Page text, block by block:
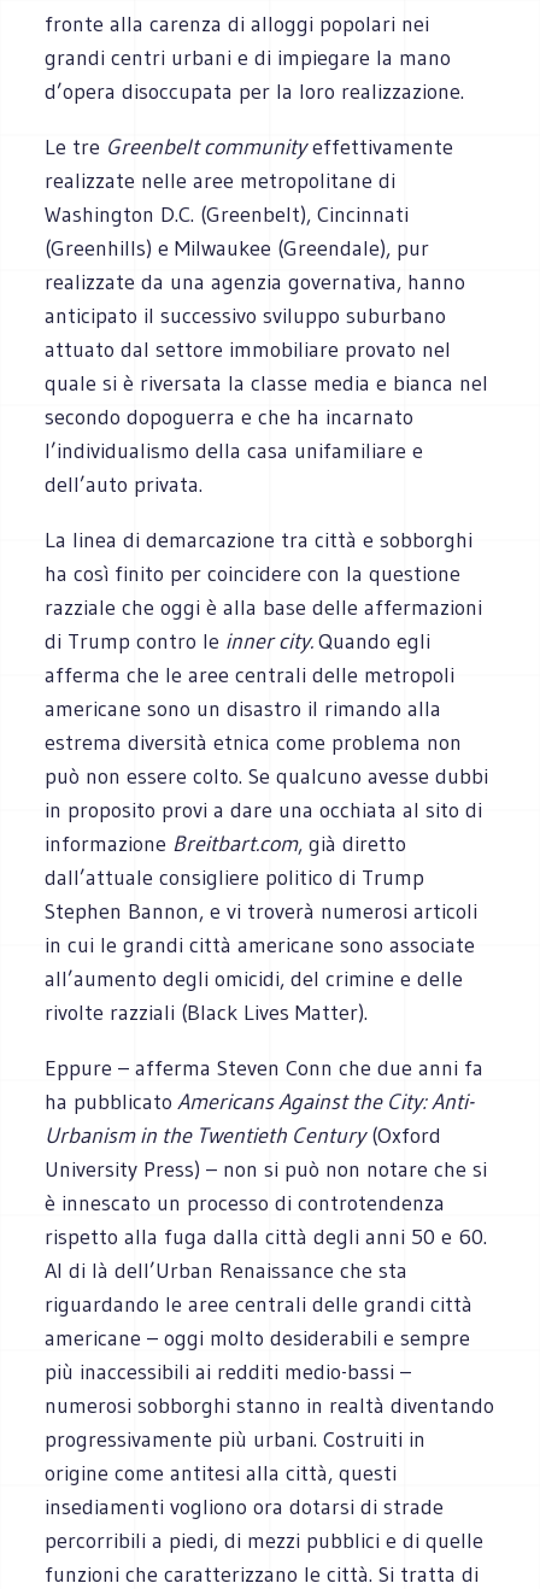
fronte alla carenza di alloggi popolari nei
grandi centri urbani e di impiegare la mano
d’opera disoccupata per la loro realizzazione.
Le tre Greenbelt communityeffettivamente
realizzate nelle aree metropolitane di
Washington D.C. (Greenbelt), Cincinnati
(Greenhills) e Milwaukee (Greendale), pur
realizzate da una agenzia governativa, hanno
anticipato il successivo sviluppo suburbano
attuato dal settore immobiliare provato nel
quale si è riversata la classe media e bianca nel
secondo dopoguerra e che ha incarnato
l’individualismo della casa unifamiliare e
dell’auto privata.
La linea di demarcazione tra città e sobborghi
ha così finito per coincidere con la questione
razziale che oggi è alla base delle affermazioni
di Trump contro le inner city.Quando egli
afferma che le aree centrali delle metropoli
americane sono un disastro il rimando alla
estrema diversità etnica come problema non
può non essere colto. Se qualcuno avesse dubbi
in proposito provi a dare una occhiata al sito di
informazione Breitbart.com, già diretto
dall’attuale consigliere politico di Trump
Stephen Bannon, e vi troverà numerosi articoli
in cui le grandi città americane sono associate
all’aumento degli omicidi, del crimine e delle
rivolte razziali (Black Lives Matter).
Eppure – afferma Steven Conn che due anni fa
ha pubblicato Americans Against the City: Anti-
Urbanism in the Twentieth Century(Oxford
University Press) – non si può non notare che si
è innescato un processo di controtendenza
rispetto alla fuga dalla città degli anni 50 e 60.
Al di là dell’Urban Renaissance che sta
riguardando le aree centrali delle grandi città
americane – oggi molto desiderabili e sempre
più inaccessibili ai redditi medio-bassi –
numerosi sobborghi stanno in realtà diventando
progressivamente più urbani. Costruiti in
origine come antitesi alla città, questi
insediamenti vogliono ora dotarsi di strade
percorribili a piedi, di mezzi pubblici e di quelle
funzioni che caratterizzano le città. Si tratta di